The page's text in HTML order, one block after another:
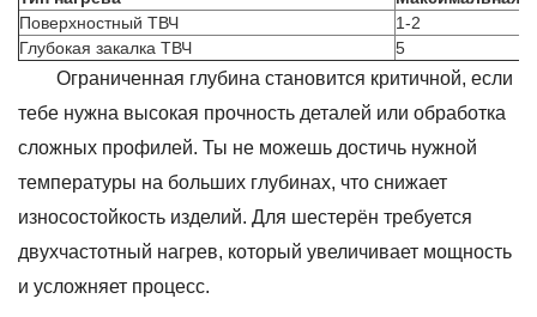
Поверхностный ТВЧ
1-2
Глубокая закалка ТВЧ
5
Ограниченная глубина становится критичной, если
тебе нужна высокая прочность деталей или обработка
сложных профилей. Ты не можешь достичь нужной
температуры на больших глубинах, что снижает
износостойкость изделий. Для шестерён требуется
двухчастотный нагрев, который увеличивает мощность
и усложняет процесс.